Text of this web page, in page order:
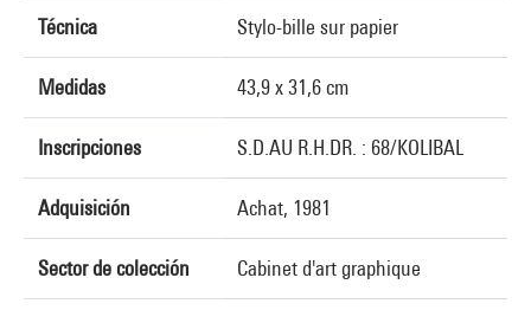
Técnica Stylo-bille sur papier
Medidas 43,9 x 31,6 cm
Inscripciones S.D.AU R.H.DR. : 68/KOLIBAL
Adquisición Achat, 1981
Sector de colección Cabinet d'art graphique